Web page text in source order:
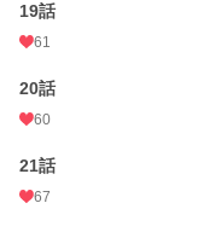
19話
61
20話
60
21話
67